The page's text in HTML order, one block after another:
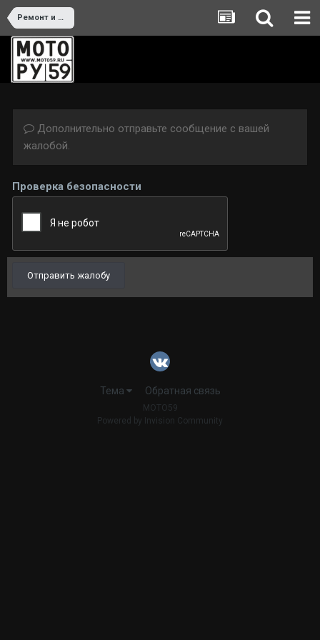
Ремонт и тюнинг
Дополнительно отправьте сообщение с вашей
жалобой.
Проверка безопасности
Отправить жалобу
Тема Обратная связь
MOTO59
Powered by Invision Community